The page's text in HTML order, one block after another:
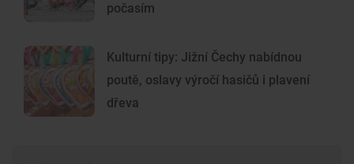
počasím
Kulturní tipy: Jižní Čechy nabídnou
poutě, oslavy výročí hasičů i plavení
dřeva